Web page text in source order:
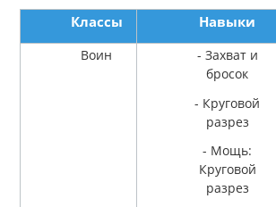
Классы Навыки
Воин
- Захват и
бросок
- Круговой
разрез
- Мощь:
Круговой
разрез